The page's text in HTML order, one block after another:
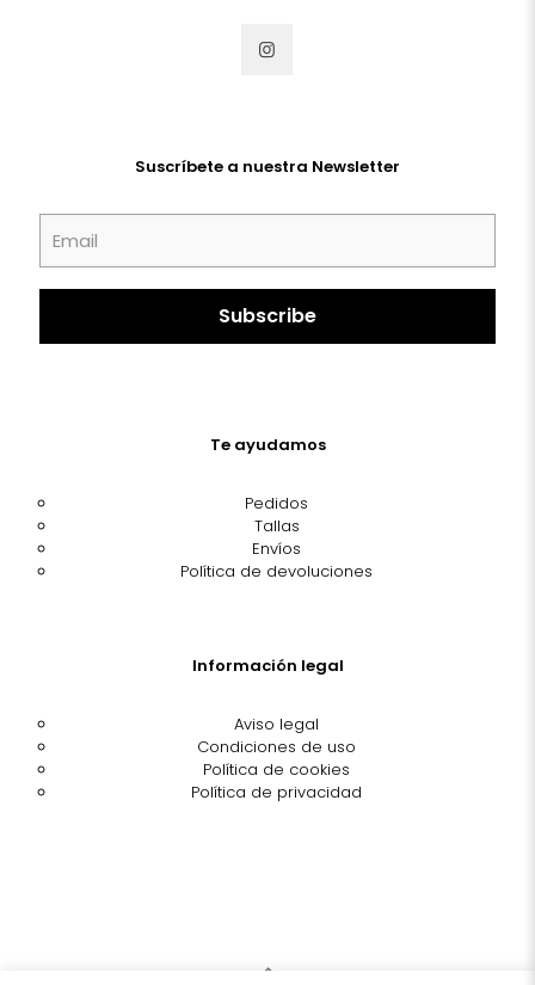
Suscríbete a nuestra Newsletter
Te ayudamos
Pedidos
Tallas
Envíos
Política de devoluciones
Información legal
Aviso legal
Condiciones de uso
Política de cookies
Política de privacidad